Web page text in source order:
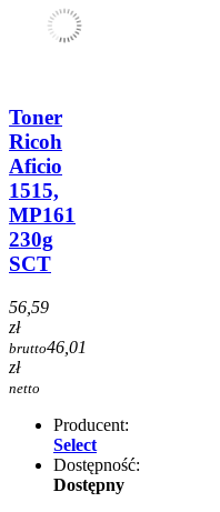
Toner
Ricoh
Aficio
1515,
MP161
230g
SCT
56,59
zł
brutto46,01
zł
netto
Producent:
Select
Dostępność:
Dostępny